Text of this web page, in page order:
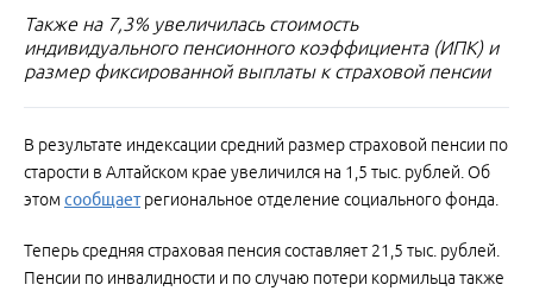
Также на 7,3% увеличилась стоимость
индивидуального пенсионного коэффициента (ИПК) и
размер фиксированной выплаты к страховой пенсии
В результате индексации средний размер страховой пенсии по
старости в Алтайском крае увеличился на 1,5 тыс. рублей. Об
этом сообщаетрегиональное отделение социального фонда.
Теперь средняя страховая пенсия составляет 21,5 тыс. рублей.
Пенсии по инвалидности и по случаю потери кормильца также